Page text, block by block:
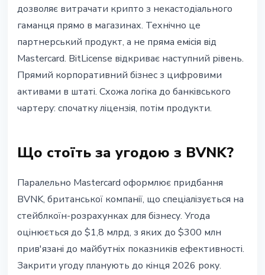
дозволяє витрачати крипто з некастодіального
гаманця прямо в магазинах. Технічно це
партнерський продукт, а не пряма емісія від
Mastercard. BitLicense відкриває наступний рівень.
Прямий корпоративний бізнес з цифровими
активами в штаті. Схожа логіка до банківського
чартеру: спочатку ліцензія, потім продукти.
Що стоїть за угодою з BVNK?
Паралельно Mastercard оформлює придбання
BVNK, британської компанії, що спеціалізується на
стейблкоїн-розрахунках для бізнесу. Угода
оцінюється до $1,8 млрд, з яких до $300 млн
прив'язані до майбутніх показників ефективності.
Закрити угоду планують до кінця 2026 року.